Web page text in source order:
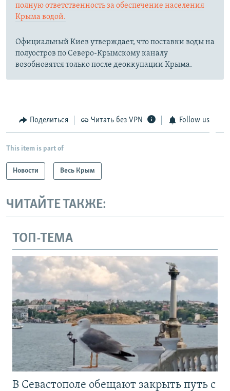
полную ответственность за обеспечение населения
Крыма водой.
Официальный Киев утверждает, что поставки воды на
полуостров по Северо-Крымскому каналу
возобновятся только после деоккупации Крыма.
Поделиться Читать без VPN Follow us
This item is part of
Новости Весь Крым
ЧИТАЙТЕ ТАКЖЕ:
ТОП-ТЕМА
В Севастополе обещают закрыть путь с